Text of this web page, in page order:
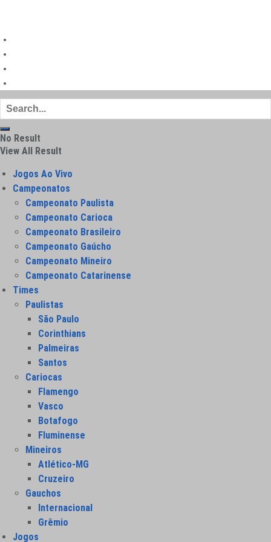
No Result
View All Result
Jogos Ao Vivo
Campeonatos
Campeonato Paulista
Campeonato Carioca
Campeonato Brasileiro
Campeonato Gaúcho
Campeonato Mineiro
Campeonato Catarinense
Times
Paulistas
São Paulo
Corinthians
Palmeiras
Santos
Cariocas
Flamengo
Vasco
Botafogo
Fluminense
Mineiros
Atlético-MG
Cruzeiro
Gauchos
Internacional
Grêmio
Jogos